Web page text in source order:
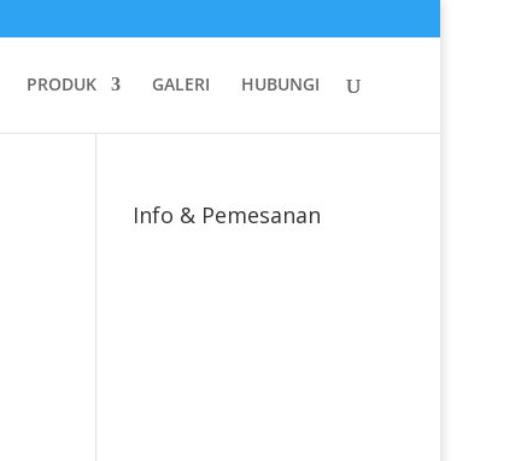
PRODUK GALERI HUBUNGI
Info & Pemesanan